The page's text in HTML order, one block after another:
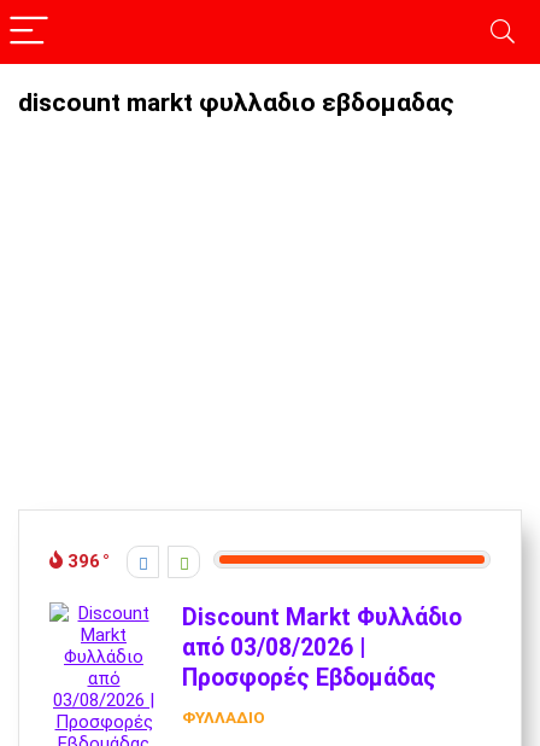
discount markt φυλλαδιο εβδομαδας
396
Discount Markt Φυλλάδιο
από 03/08/2026 |
Προσφορές Εβδομάδας
ΦΥΛΛΑΔΙΟ